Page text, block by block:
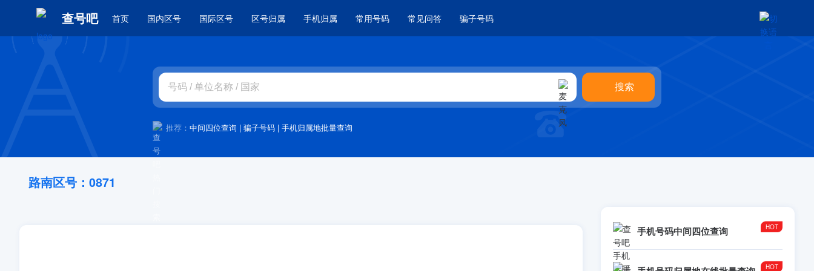
查号吧 首页 国内区号 国际区号 区号归属 手机归属 常用号码 常见问答 骗子号码
推荐： 中间四位查询 | 骗子号码 | 手机归属地批量查询
路南区号：0871
手机号码中间四位查询